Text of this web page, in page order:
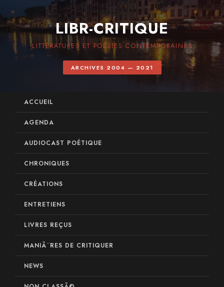
LIBR-CRITIQUE
LITTÉRATURES ET POÉSIES CONTEMPORAINES
ARCHIVES 2004 — 2021
ACCUEIL
AGENDA
AUDIOCAST POÉTIQUE
CHRONIQUES
CRÉATIONS
ENTRETIENS
LIVRES REÇUS
MANIÃ¨RES DE CRITIQUER
NEWS